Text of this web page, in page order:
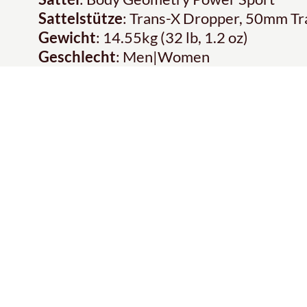
Sattelstütze: Trans-X Dropper, 50mm
Gewicht: 14.55kg (32 lb, 1.2 oz)
Geschlecht: Men|Women